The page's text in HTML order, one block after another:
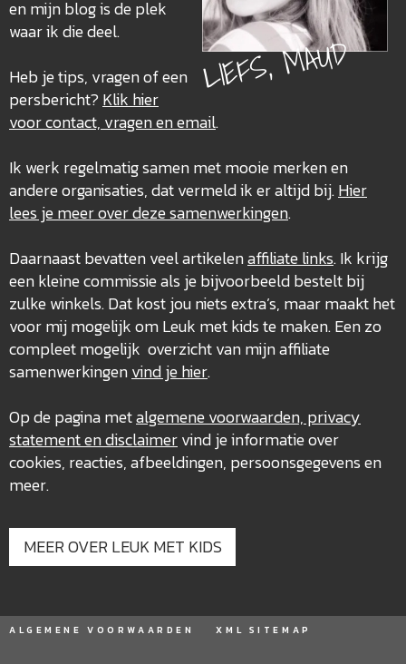
LIEFS, MAUD
en mijn blog is de plek
waar ik die deel.
Heb je tips, vragen of een
persbericht? Klik hier
voor contact, vragen en email.
Ik werk regelmatig samen met mooie merken en
andere organisaties, dat vermeld ik er altijd bij.Hier
lees je meer over dezesamenwerkingen.
Daarnaast bevatten veel artikelenaffiliate links. Ik krijg
een kleine commissie als je bijvoorbeeld bestelt bij
zulke winkels. Dat kost jou niets extra’s, maar maakt het
voor mij mogelijk om Leuk met kids te maken. Een zo
compleet mogelijk overzicht van mijn affiliate
samenwerkingenvind je hier.
Op de pagina metalgemene voorwaarden, privacy
statement en disclaimervind je informatie over
cookies, reacties, afbeeldingen, persoonsgegevens en
meer.
MEER OVER LEUK MET KIDS
ALGEMENE VOORWAARDEN XML SITEMAP